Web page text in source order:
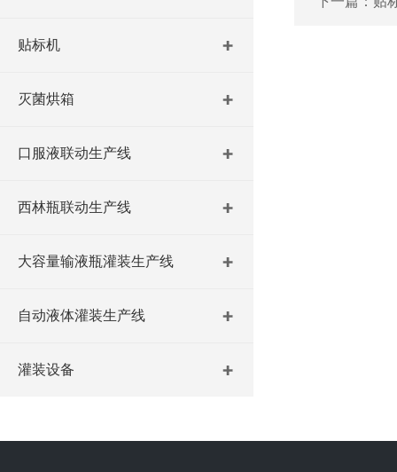
贴标机
灭菌烘箱
口服液联动生产线
西林瓶联动生产线
大容量输液瓶灌装生产线
自动液体灌装生产线
灌装设备